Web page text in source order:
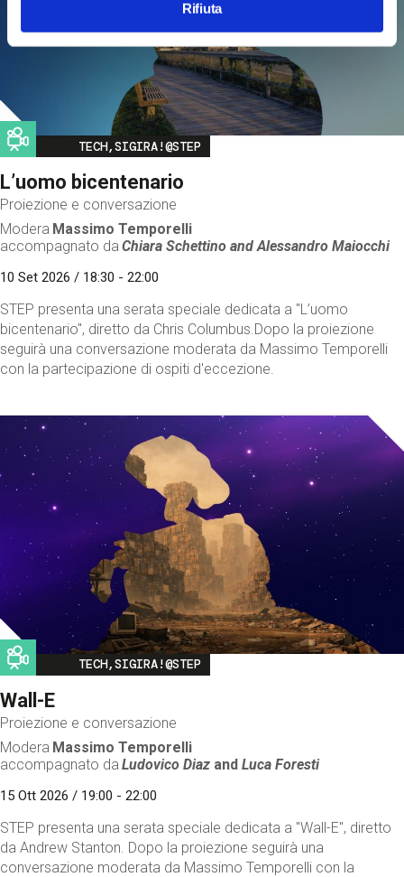
Rifiuta
Image
TECH,SIGIRA!@STEP
L’uomo bicentenario
Proiezione e conversazione
Modera Massimo Temporelli
accompagnato da Chiara Schettino andAlessandro Maiocchi
10 Set 2026 / 18:30 - 22:00
STEP presenta una serata speciale dedicata a "L’uomo
bicentenario", diretto da Chris Columbus.Dopo la proiezione
seguirà una conversazione moderata da Massimo Temporelli
con la partecipazione di ospiti d'eccezione.
Image
TECH,SIGIRA!@STEP
Wall-E
Proiezione e conversazione
Modera Massimo Temporelli
accompagnato da Ludovico Diaz andLuca Foresti
15 Ott 2026 / 19:00 - 22:00
STEP presenta una serata speciale dedicata a "Wall-E", diretto
da Andrew Stanton. Dopo la proiezione seguirà una
conversazione moderata da Massimo Temporelli con la